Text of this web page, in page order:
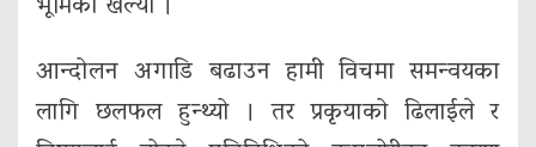
आन्दोलन अगाडि बढाउन हामी विचमा समन्वयका
लागि छलफल हुन्थ्यो । तर प्रकृयाको ढिलाईले र